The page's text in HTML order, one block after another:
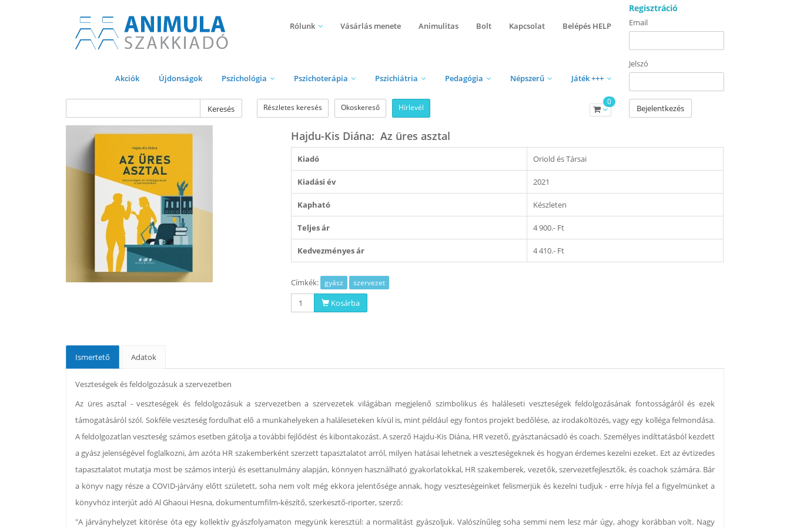
Rólunk Vásárlás menete Animulitas Bolt Kapcsolat Belépés HELP
Akciók Újdonságok Pszichológia Pszichoterápia Pszichiátria Pedagógia Népszerű Játék +++
Keresés Részletes keresés Okoskereső Hírlevél
0
Regisztráció
Email
Jelszó
Bejelentkezés
Hajdu-Kis Diána: Az üres asztal
Kiadó Oriold és Társai
Kiadási év 2021
Kapható Készleten
Teljes ár 4 900.- Ft
Kedvezményes ár 4 410.- Ft
Címkék: gyász szervezet
Kosárba
Ismertető Adatok
Veszteségek és feldolgozásuk a szervezetben
Az üres asztal - veszteségek és feldolgozásuk a szervezetben a szervezetek világában megjelenő szimbolikus és haláleseti veszteségek feldolgozásának fontosságáról és ezek
támogatásáról szól. Sokféle veszteség fordulhat elő a munkahelyeken a haláleseteken kívül is, mint például egy fontos projekt bedőlése, az irodaköltözés, vagy egy kolléga felmondása.
A feldolgozatlan veszteség számos esetben gátolja a további fejlődést és kibontakozást. A szerző Hajdu-Kis Diána, HR vezető, gyásztanácsadó és coach. Személyes indíttatásból kezdett
a gyász jelenségével foglalkozni, ám azóta HR szakemberként szerzett tapasztalatot arról, milyen hatásai lehetnek a veszteségeknek és hogyan érdemes kezelni ezeket. Ezt az évtizedes
tapasztalatot mutatja most be számos interjú és esettanulmány alapján, könnyen használható gyakorlatokkal, HR szakemberek, vezetők, szervezetfejlesztők, és coachok számára. Bár
a könyv nagy része a COVID-járvány előtt született, soha nem volt még ekkora jelentősége annak, hogy veszteségeinket felismerjük és kezelni tudjuk - erre hívja fel a figyelmünket a
könyvhöz interjút adó Al Ghaoui Hesna, dokumentumfilm-készítő, szerkesztő-riporter, szerző:
"A járványhelyzet kitörése óta egy kollektív gyászfolyamaton megyünk keresztül: a normalitást gyászoljuk. Valószínűleg soha semmi nem lesz már úgy, ahogy korábban volt. Nagy